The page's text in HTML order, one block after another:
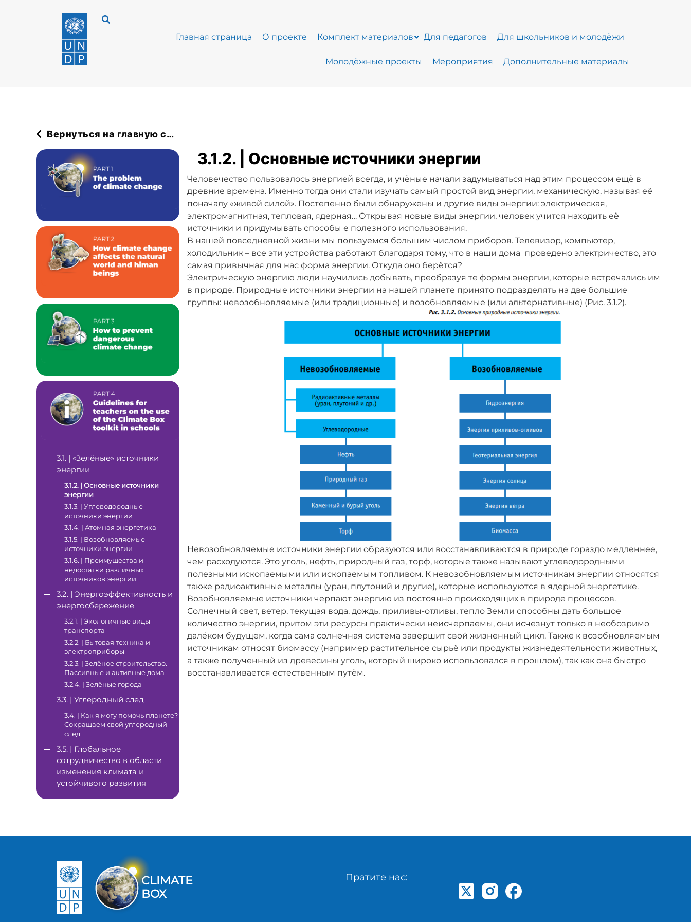
Главная страница О проекте Комплект материалов Для педагогов Для школьников и молодёжи
Молодёжные проекты Мероприятия Дополнительные материалы
Вернуться на главную страницу Учебника
3.1. | «Зелёные» источники
энергии
3.1.2. | Основные источники
энергии
3.1.3. | Углеводородные
источники энергии
3.1.4. | Атомная энергетика
3.1.5. | Возобновляемые
источники энергии
3.1.6. | Преимущества и
недостатки различных
источников энергии
3.2. | Энергоэффективность и
энергосбережение
3.2.1. | Экологичные виды
транспорта
3.2.2. | Бытовая техника и
электроприборы
3.2.3. | Зелёное строительство.
Пассивные и активные дома
3.2.4. | Зелёные города
3.3. | Углеродный след
3.4. | Как я могу помочь планете?
Сокращаем свой углеродный
след
3.5. | Глобальное
сотрудничество в области
изменения климата и
устойчивого развития
3.1.2. | Основные источники энергии
Человечество пользовалось энергией всегда, и учёные начали задумываться над этим процессом ещё в
древние времена. Именно тогда они стали изучать самый простой вид энергии, механическую, называя её
поначалу «живой силой». Постепенно были обнаружены и другие виды энергии: электрическая,
электромагнитная, тепловая, ядерная… Открывая новые виды энергии, человек учится находить её
источники и придумывать способы е полезного использования.
В нашей повседневной жизни мы пользуемся большим числом приборов. Телевизор, компьютер,
холодильник – все эти устройства работают благодаря тому, что в наши дома проведено электричество, это
самая привычная для нас форма энергии. Откуда оно берётся?
Электрическую энергию люди научились добывать, преобразуя те формы энергии, которые встречались им
в природе. Природные источники энергии на нашей планете принято подразделять на две большие
группы: невозобновляемые (или традиционные) и возобновляемые (или альтернативные) (Рис. 3.1.2).
Невозобновляемые источники энергии образуются или восстанавливаются в природе гораздо медленнее,
чем расходуются. Это уголь, нефть, природный газ, торф, которые также называют углеводородными
полезными ископаемыми или ископаемым топливом. К невозобновляемым источникам энергии относятся
также радиоактивные металлы (уран, плутоний и другие), которые используются в ядерной энергетике.
Возобновляемые источники черпают энергию из постоянно происходящих в природе процессов.
Солнечный свет, ветер, текущая вода, дождь, приливы-отливы, тепло Земли способны дать большое
количество энергии, притом эти ресурсы практически неисчерпаемы, они исчезнут только в необозримо
далёком будущем, когда сама солнечная система завершит свой жизненный цикл. Также к возобновляемым
источникам относят биомассу (например растительное сырьё или продукты жизнедеятельности животных,
а также полученный из древесины уголь, который широко использовался в прошлом), так как она быстро
восстанавливается естественным путём.
CLIMATE
BOX
Пратите нас: